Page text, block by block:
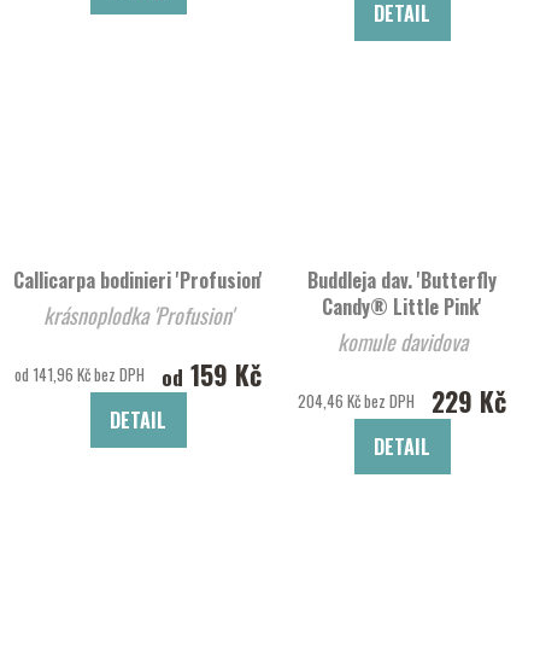
DETAIL
Callicarpa bodinieri 'Profusion'
krásnoplodka 'Profusion'
od 141,96 Kč bez DPH od 159 Kč
DETAIL
Buddleja dav. 'Butterfly
Candy® Little Pink'
komule davidova
204,46 Kč bez DPH 229 Kč
DETAIL